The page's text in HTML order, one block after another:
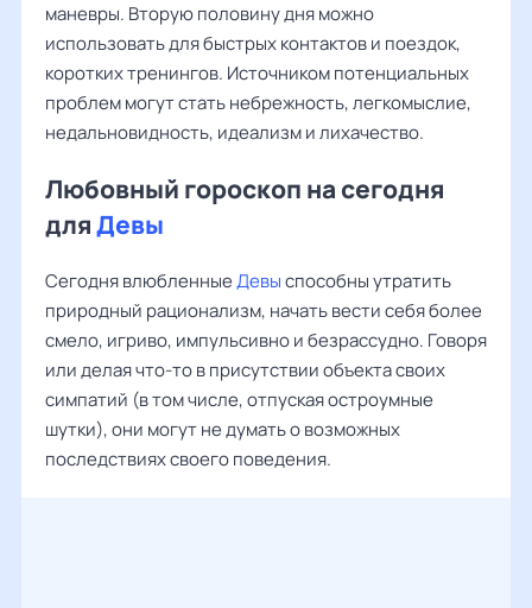
маневры. Вторую половину дня можно
использовать для быстрых контактов и поездок,
коротких тренингов. Источником потенциальных
проблем могут стать небрежность, легкомыслие,
недальновидность, идеализм и лихачество.
Любовный гороскоп на сегодня
дляДевы
Сегодня влюбленныеДевыспособны утратить
природный рационализм, начать вести себя более
смело, игриво, импульсивно и безрассудно. Говоря
или делая что-то в присутствии объекта своих
симпатий (в том числе, отпуская остроумные
шутки), они могут не думать о возможных
последствиях своего поведения.